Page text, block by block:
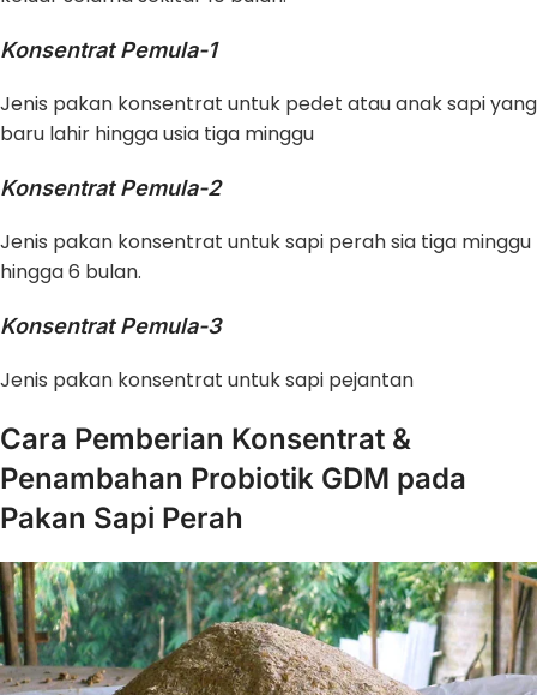
Konsentrat Pemula-1
Jenis pakan konsentrat untuk pedet atau anak sapi yang
baru lahir hingga usia tiga minggu
Konsentrat Pemula-2
Jenis pakan konsentrat untuk sapi perah sia tiga minggu
hingga 6 bulan.
Konsentrat Pemula-3
Jenis pakan konsentrat untuk sapi pejantan
Cara Pemberian Konsentrat &
Penambahan Probiotik GDM pada
Pakan Sapi Perah